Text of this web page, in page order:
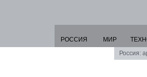
РОССИЯ МИР
Россия: